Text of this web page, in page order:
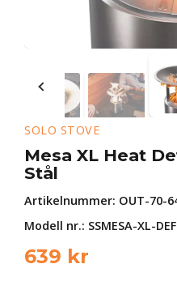
SOLO STOVE
Mesa XL Heat
Stål
Artikelnummer: OUT-70-
Modell nr.: SSMESA-XL-
639 kr